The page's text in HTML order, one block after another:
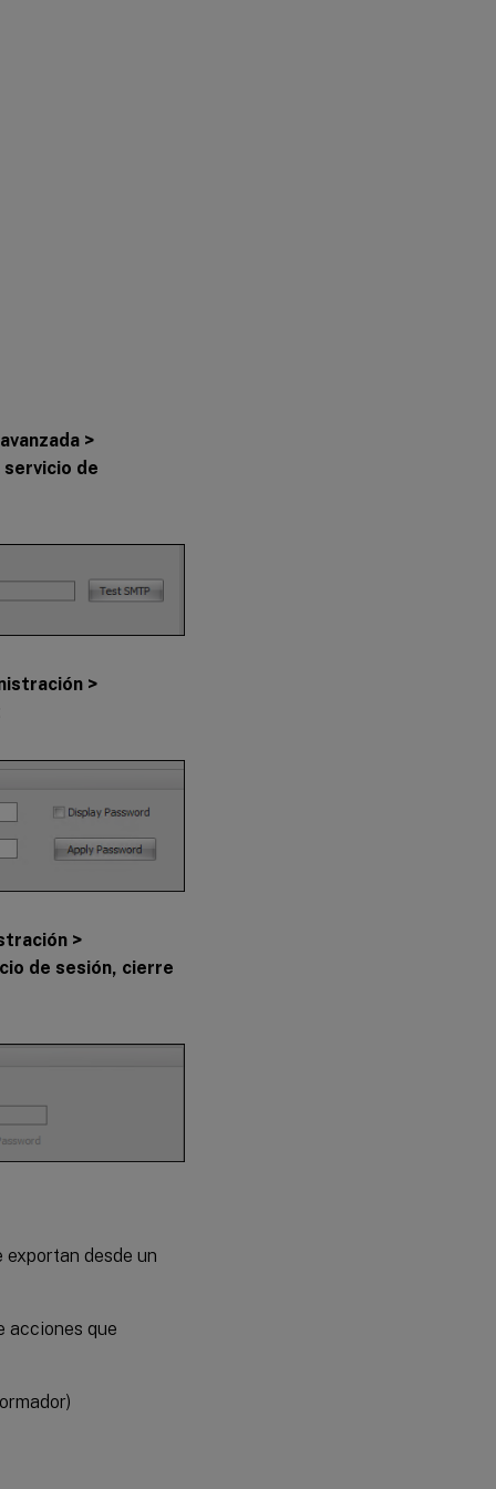
>
de
>
>
de sesión, cierre
desde un
acciones que